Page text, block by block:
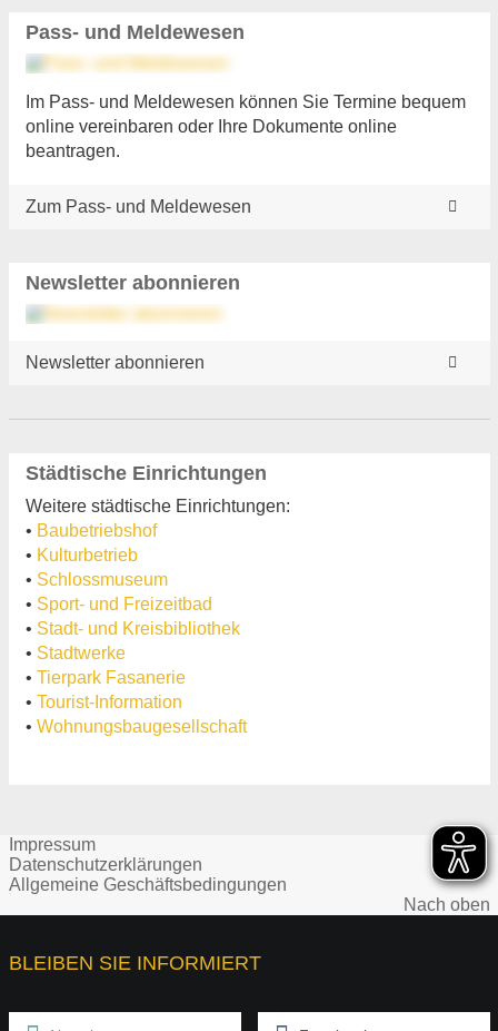
Pass- und Meldewesen
Im Pass- und Meldewesen können Sie Termine bequem
online vereinbaren oder Ihre Dokumente online
beantragen.
Zum Pass- und Meldewesen
Newsletter abonnieren
Newsletter abonnieren
Städtische Einrichtungen
Weitere städtische Einrichtungen:
• Baubetriebshof
• Kulturbetrieb
• Schlossmuseum
• Sport- und Freizeitbad
• Stadt- und Kreisbibliothek
• Stadtwerke
• Tierpark Fasanerie
• Tourist-Information
• Wohnungsbaugesellschaft
Impressum
Datenschutzerklärungen
Allgemeine Geschäftsbedingungen
Nach oben
BLEIBEN SIE INFORMIERT